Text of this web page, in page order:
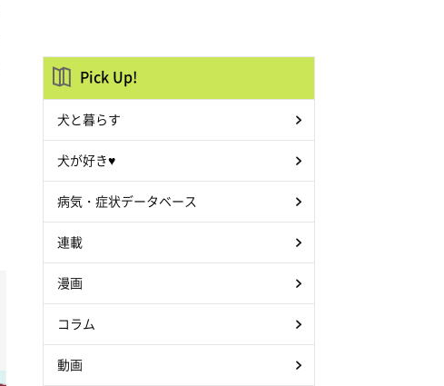
Pick Up!
犬と暮らす
犬が好き♥
病気・症状データベース
連載
漫画
コラム
動画